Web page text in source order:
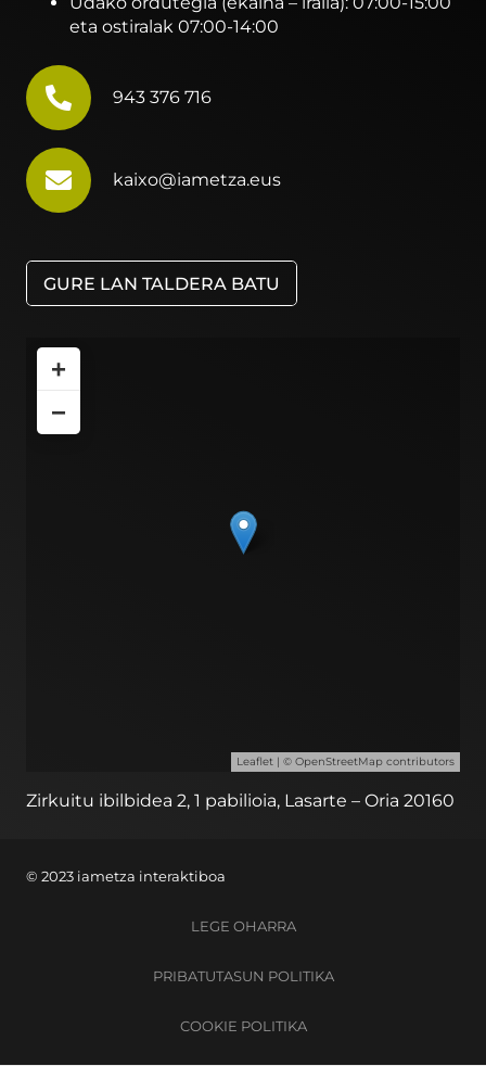
eta ostiralak 07:00-14:00
943 376 716
kaixo@iametza.eus
GURE LAN TALDERA BATU
+
−
Leaflet | © OpenStreetMap contributors
Zirkuitu ibilbidea 2, 1 pabilioia, Lasarte – Oria 20160
© 2023 iametza interaktiboa
LEGE OHARRA
PRIBATUTASUN POLITIKA
COOKIE POLITIKA